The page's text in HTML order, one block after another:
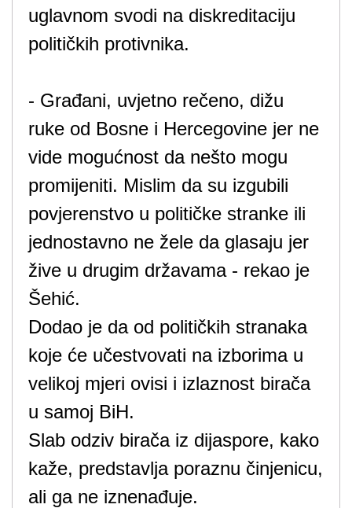
uglavnom svodi na diskreditaciju
političkih protivnika.
- Građani, uvjetno rečeno, dižu
ruke od Bosne i Hercegovine jer ne
vide mogućnost da nešto mogu
promijeniti. Mislim da su izgubili
povjerenstvo u političke stranke ili
jednostavno ne žele da glasaju jer
žive u drugim državama - rekao je
Šehić.
Dodao je da od političkih stranaka
koje će učestvovati na izborima u
velikoj mjeri ovisi i izlaznost birača
u samoj BiH.
Slab odziv birača iz dijaspore, kako
kaže, predstavlja poraznu činjenicu,
ali ga ne iznenađuje.